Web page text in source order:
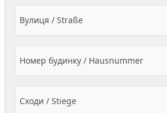
Вулиця / Straße
Номер будинку / Hausnummer
Сходи / Stiege